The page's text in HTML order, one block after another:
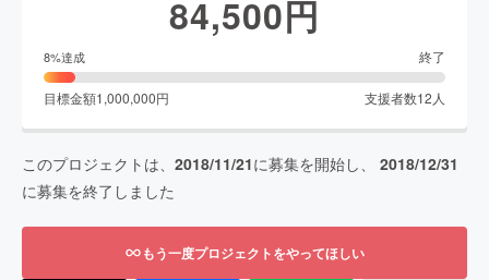
84,500円
8%達成 終了
目標金額1,000,000円 支援者数12 人
このプロジェクトは、 2018/11/21に募集を開始し、 2018/12/31
に募集を終了しました
もう一度プロジェクトをやってほしい